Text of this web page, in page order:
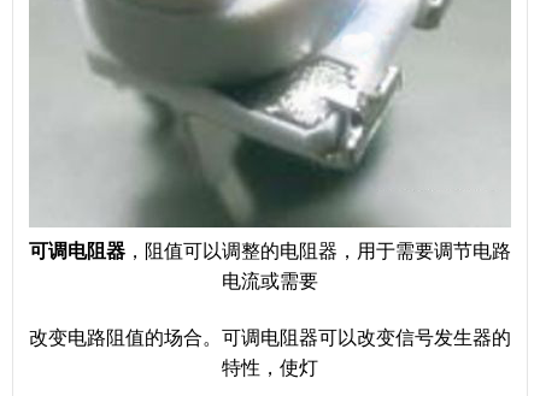
可调电阻器 ，阻值可以调整的电阻器，用于需要调节电路
电流或需要
改变电路阻值的场合。可调电阻器可以改变信号发生器的
特性，使灯